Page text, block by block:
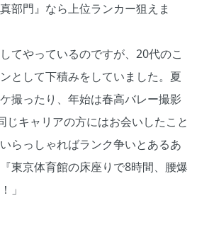
部門』なら上位ランカー狙えま
てやっているのですが、20代のこ
として下積みをしていました。夏
撮ったり、年始は春高バレー撮影
キャリアの方にはお会いしたこと
らっしゃればランク争いとあるあ
東京体育館の床座りで8時間、腰爆
」